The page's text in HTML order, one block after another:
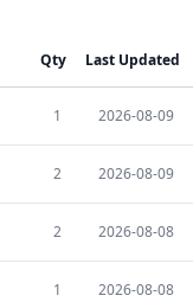
Qty Last Updated
1 2026-08-09
2 2026-08-09
2 2026-08-08
1 2026-08-08